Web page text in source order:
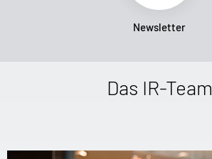
Newsletter
Das IR-Team